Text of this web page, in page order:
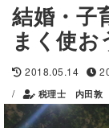
結婚・子
まく使お
2018.05.14
/
税理士 内田敦